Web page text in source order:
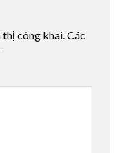
công khai. Các